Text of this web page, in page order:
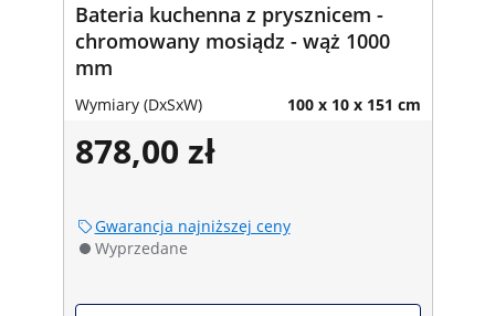
Bateria kuchenna z prysznicem -
chromowany mosiądz - wąż 1000
mm
Wymiary (DxSxW) 100 x 10 x 151 cm
878,00 zł
Gwarancja najniższej ceny
Wyprzedane